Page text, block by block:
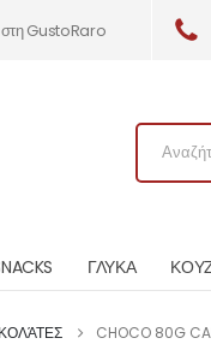
GustoRaro
ΓΛΥΚΑ
CHOCO 80G